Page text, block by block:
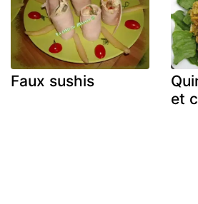
Faux sushis
et